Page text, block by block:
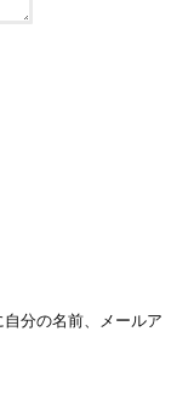
分の名前、メールア